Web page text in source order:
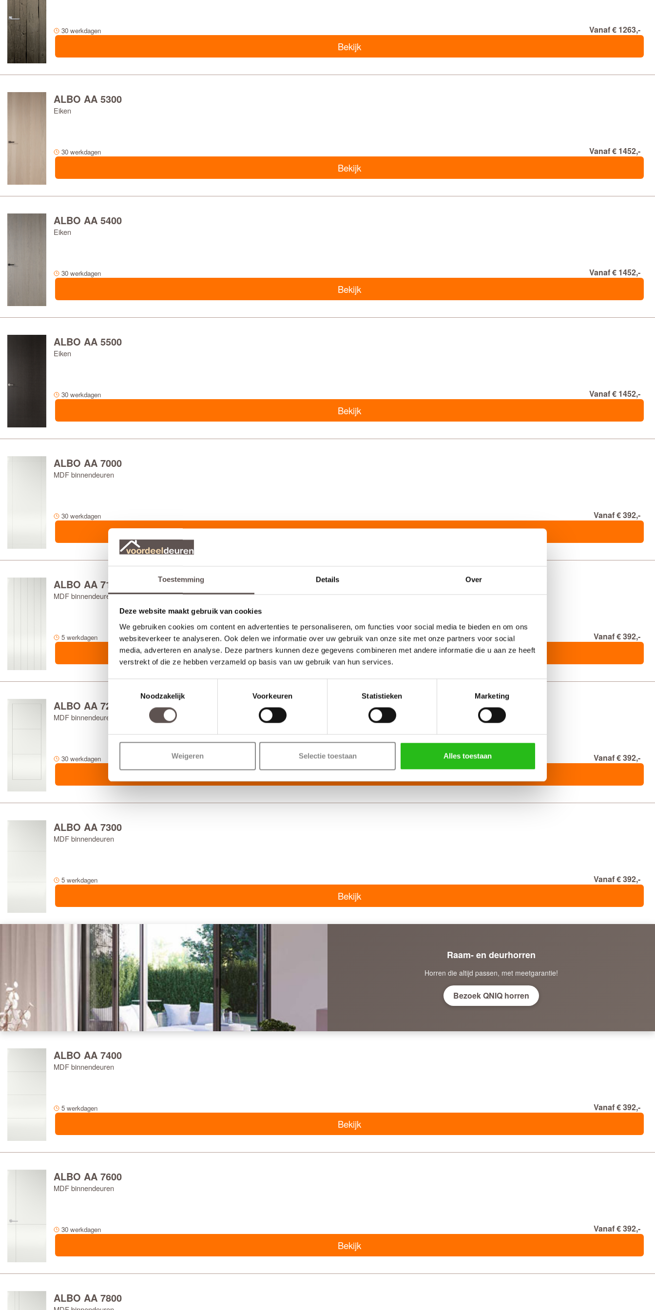
Toestemming Details Over
Deze website maakt gebruik van cookies
We gebruiken cookies om content en advertenties te personaliseren, om functies voor social media te bieden en om ons
websiteverkeer te analyseren. Ook delen we informatie over uw gebruik van onze site met onze partners voor social
media, adverteren en analyse. Deze partners kunnen deze gegevens combineren met andere informatie die u aan ze heeft
verstrekt of die ze hebben verzameld op basis van uw gebruik van hun services.
Toestemmingsselectie
Noodzakelijk
Voorkeuren Statistieken Marketing
Weigeren Selectie toestaan Alles toestaan
SOORT GLAS
AANTAL RUITEN
LEVERTIJD
30 werkdagen Vanaf € 1263,-
Bekijk
ALBO AA 5300
Eiken
30 werkdagen Vanaf € 1452,-
Bekijk
ALBO AA 5400
Eiken
30 werkdagen Vanaf € 1452,-
Bekijk
ALBO AA 5500
Eiken
30 werkdagen Vanaf € 1452,-
Bekijk
ALBO AA 7000
MDF binnendeuren
30 werkdagen Vanaf € 392,-
Bekijk
ALBO AA 7100
MDF binnendeuren
5 werkdagen Vanaf € 392,-
Bekijk
ALBO AA 7200
MDF binnendeuren
30 werkdagen Vanaf € 392,-
Bekijk
ALBO AA 7300
MDF binnendeuren
5 werkdagen Vanaf € 392,-
Bekijk
Raam- en deurhorren
Horren die altijd passen, met meetgarantie!
Bezoek QNIQ horren
ALBO AA 7400
MDF binnendeuren
5 werkdagen Vanaf € 392,-
Bekijk
ALBO AA 7600
MDF binnendeuren
30 werkdagen Vanaf € 392,-
Bekijk
ALBO AA 7800